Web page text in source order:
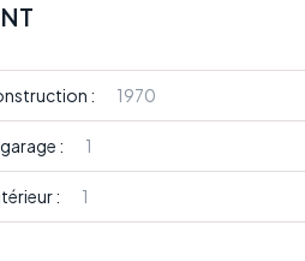
: 1970
: 1
: 1